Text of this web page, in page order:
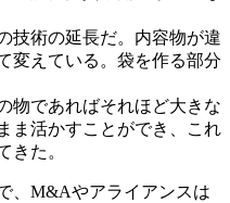
技術の延長だ。内容物が違
変えている。袋を作る部分
物であればそれほど大きな
ま活かすことができ、これ
きた。
、M&Aやアライアンスは